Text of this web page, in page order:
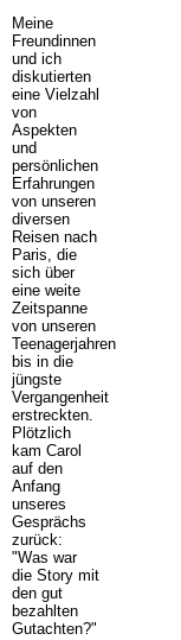
Meine
Freundinnen
und ich
diskutierten
eine Vielzahl
von
Aspekten
und
persönlichen
Erfahrungen
von unseren
diversen
Reisen nach
Paris, die
sich über
eine weite
Zeitspanne
von unseren
Teenagerjahren
bis in die
jüngste
Vergangenheit
erstreckten.
Plötzlich
kam Carol
auf den
Anfang
unseres
Gesprächs
zurück:
"Was war
die Story mit
den gut
bezahlten
Gutachten?"